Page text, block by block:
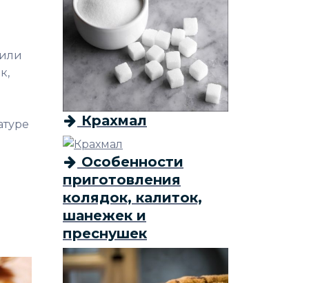
Крахмал
Особенности
приготовления
колядок, калиток,
шанежек и
преснушек